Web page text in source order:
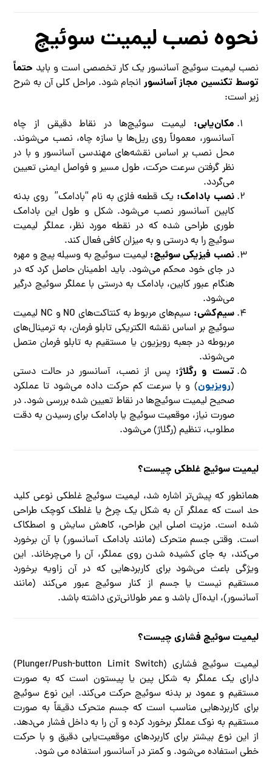
نحوه نصب لیمیت سوئیچ
نصب لیمیت سوئیچ آسانسور یک کار تخصصی است و باید حتماً
توسط تکنسین مجاز آسانسور انجام شود. مراحل کلی آن به شرح
زیر است:
مکان‌یابی: لیمیت سوئیچ‌ها در نقاط دقیقی از چاه
آسانسور، معمولاً روی ریل‌ها یا سازه چاه، نصب می‌شوند.
محل نصب بر اساس نقشه‌های مهندسی آسانسور و با در
نظر گرفتن سرعت حرکت، طول مسیر و فواصل ایمنی تعیین
می‌گردد.
نصب بادامک: یک قطعه فلزی به نام “بادامک” روی بدنه
کابین آسانسور نصب می‌شود. شکل و طول این بادامک
طوری طراحی شده که در نقطه مورد نظر، عملگر لیمیت
سوئیچ را به درستی و به میزان کافی فعال کند.
نصب فیزیکی سوئیچ: لیمیت سوئیچ به وسیله پیچ و مهره
در جای خود محکم می‌شود. باید اطمینان حاصل کرد که در
هنگام عبور کابین، بادامک به درستی با عملگر سوئیچ درگیر
می‌شود.
سیم‌کشی:
سیم‌های مربوط به کنتاکت‌های NO و NC لیمیت
سوئیچ بر اساس نقشه الکتریکی تابلو فرمان، به ترمینال‌های
مربوطه در جعبه رویزیون یا مستقیم به تابلو فرمان متصل
می‌شوند.
تست و رگلاژ: پس از نصب، آسانسور در حالت دستی
(رویزیون) و با سرعت کم حرکت داده می‌شود تا عملکرد
صحیح لیمیت سوئیچ‌ها در نقاط تعیین شده بررسی شود. در
صورت نیاز، موقعیت سوئیچ یا بادامک برای رسیدن به دقت
مطلوب، تنظیم (رگلاژ) می‌شود.
لیمیت سوئیچ غلطکی چیست؟
همانطور که پیش‌تر اشاره شد، لیمیت سوئیچ غلطکی نوعی کلید
حد است که عملگر آن به شکل یک چرخ یا غلطک کوچک طراحی
شده است. مزیت اصلی این طراحی، کاهش سایش و اصطکاک
است. وقتی جسم متحرک (مانند بادامک آسانسور) با آن برخورد
می‌کند، به جای کشیده شدن روی عملگر، آن را می‌چرخاند. این
ویژگی باعث می‌شود برای کاربردهایی که در آن زاویه برخورد
مستقیم نیست یا جسم از کنار سوئیچ عبور می‌کند (مانند
آسانسور)، ایده‌آل باشد و عمر طولانی‌تری داشته باشد.
لیمیت سوئیچ فشاری چیست؟
لیمیت سوئیچ فشاری (Plunger/Push-button Limit Switch)
دارای یک عملگر به شکل پین یا پیستون است که به صورت
مستقیم و عمود بر بدنه سوئیچ حرکت می‌کند. این نوع سوئیچ
برای کاربردهایی مناسب است که جسم متحرک دقیقاً به صورت
مستقیم به نوک عملگر برخورد کرده و آن را به داخل فشار می‌دهد.
از این نوع بیشتر برای کاربردهای موقعیت‌یابی دقیق و با حرکت
خطی استفاده می‌شود. و کمتر در آسانسور استفاده می شود.